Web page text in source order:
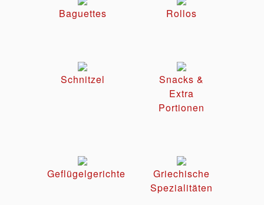
Baguettes Rollos
Schnitzel
Snacks &
Extra
Portionen
Geflügelgerichte
Griechische
Spezialitäten